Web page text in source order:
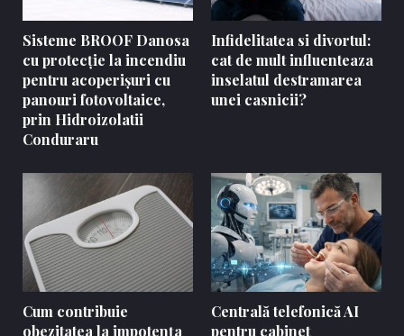
Sisteme BROOF Danosa
cu protecție la incendiu
pentru acoperișuri cu
panouri fotovoltaice,
prin Hidroizolatii
Conduraru
Infidelitatea si divortul:
cat de mult influenteaza
inselatul destramarea
unei casnicii?
Cum contribuie
obezitatea la impotența
Centrală telefonică AI
pentru cabinet